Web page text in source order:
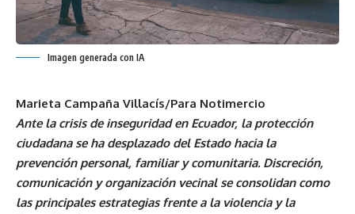
Imagen generada con IA
Marieta Campaña Villacís/Para Notimercio
Ante la crisis de inseguridad en Ecuador, la protección
ciudadana se ha desplazado del Estado hacia la
prevención personal, familiar y comunitaria. Discreción,
comunicación y organización vecinal se consolidan como
las principales estrategias frente a la violencia y la